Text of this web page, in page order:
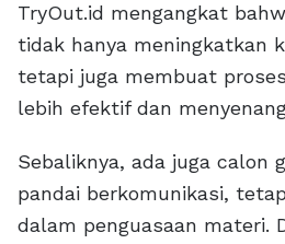
TryOut.id mengangkat
tidak hanya meningkatkan
tetapi juga membuat
lebih efektif dan
Sebaliknya, ada juga calon
pandai berkomunikasi,
dalam penguasaan materi.